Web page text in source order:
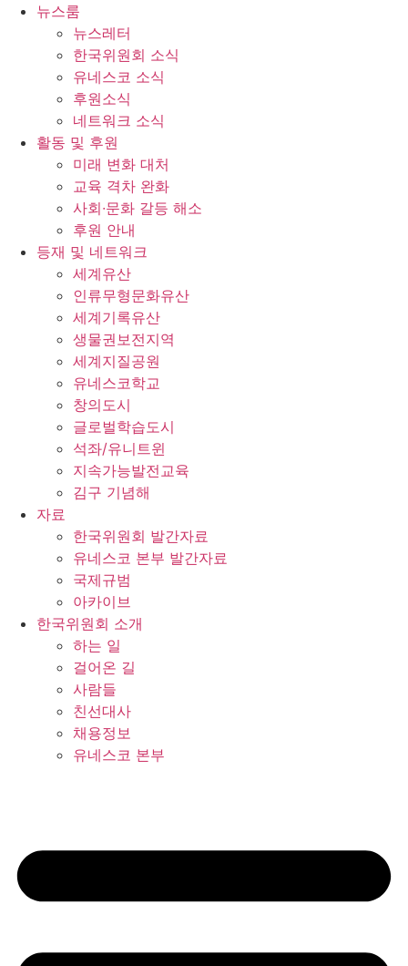
뉴스룸
뉴스레터
한국위원회 소식
유네스코 소식
후원소식
네트워크 소식
활동 및 후원
미래 변화 대처
교육 격차 완화
사회∙문화 갈등 해소
후원 안내
등재 및 네트워크
세계유산
인류무형문화유산
세계기록유산
생물권보전지역
세계지질공원
유네스코학교
창의도시
글로벌학습도시
석좌/유니트윈
지속가능발전교육
김구 기념해
자료
한국위원회 발간자료
유네스코 본부 발간자료
국제규범
아카이브
한국위원회 소개
하는 일
걸어온 길
사람들
친선대사
채용정보
유네스코 본부